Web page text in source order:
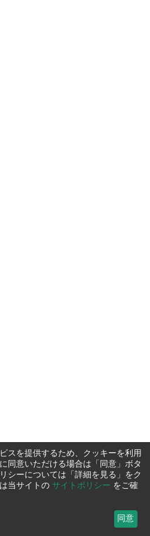
スを提供するため、クッキーを利用
同意いただける場合は「同意」ボタ
シーについては「詳細を見る」をク
当サイトの サイトポリシー をご確
同意